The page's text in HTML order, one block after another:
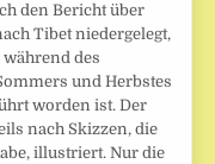
den Bericht über
Tibet niedergelegt,
des
und Herbstes
worden ist. Der
nach Skizzen, die
illustriert. Nur die